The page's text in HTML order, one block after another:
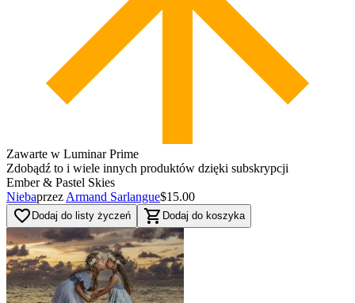
Zawarte w Luminar Prime
Zdobądź to i wiele innych produktów dzięki subskrypcji
Ember & Pastel Skies
Niebaprzez Armand Sarlangue$15.00
favorite_border Dodaj do listy życzeń shopping_cart Dodaj do koszyka